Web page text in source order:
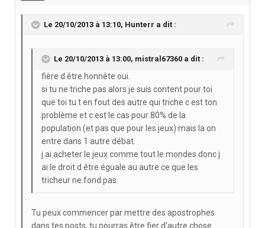
Le 20/10/2013 à 13:10, Hunterr a dit :
Le 20/10/2013 à 13:00, mistral67360 a dit :
fière d être honnête oui.
si tu ne triche pas alors je suis content pour toi
que toi tu t en fout des autre qui triche c est ton
problème et c est le cas pour 80% de la
population (et pas que pour les jeux) mais la on
entre dans 1 autre débat.
j ai acheter le jeux comme tout le mondes donc j
ai le droit d être éguale au autre ce que les
tricheur ne fond pas.
Tu peux commencer par mettre des apostrophes
dans tes posts, tu pourras être fier d'autre chose